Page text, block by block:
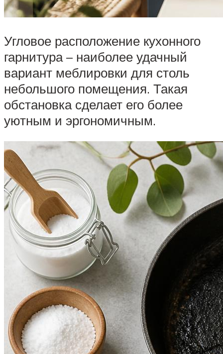
Угловое расположение кухонного
гарнитура – наиболее удачный
вариант меблировки для столь
небольшого помещения. Такая
обстановка сделает его более
уютным и эргономичным.